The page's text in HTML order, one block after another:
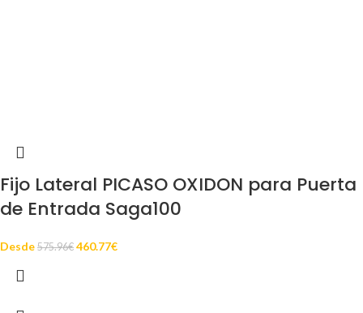
Fijo Lateral PICASO OXIDON para Puerta
de Entrada Saga100
Desde 575.96€ 460.77€